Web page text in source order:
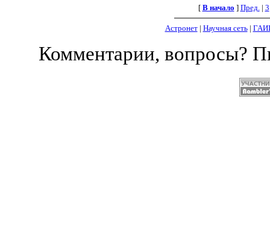
[ В начало ] Пред. | 3
Астронет| Научная сеть|
Комментарии, вопросы?